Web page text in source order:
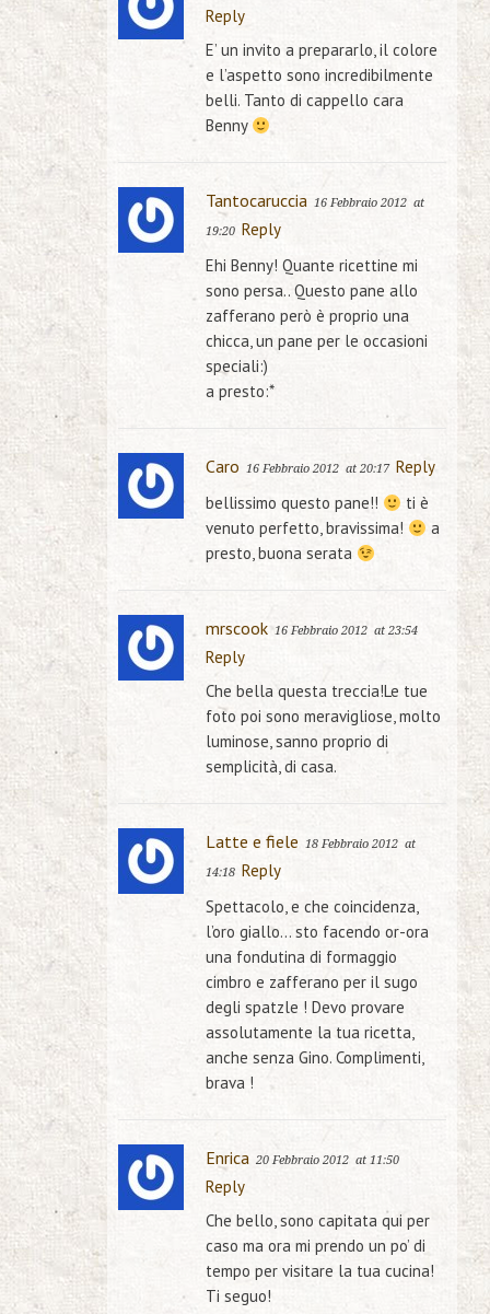
Reply
E’ un invito a prepararlo, il colore
e l’aspetto sono incredibilmente
belli. Tanto di cappello cara
Benny
Tantocaruccia 16 Febbraio 2012 at
19:20 Reply
Ehi Benny! Quante ricettine mi
sono persa.. Questo pane allo
zafferano però è proprio una
chicca, un pane per le occasioni
speciali:)
a presto:*
Caro 16 Febbraio 2012 at 20:17 Reply
bellissimo questo pane!!
ti è
venuto perfetto, bravissima!
a
presto, buona serata
mrscook 16 Febbraio 2012 at 23:54
Reply
Che bella questa treccia!Le tue
foto poi sono meravigliose, molto
luminose, sanno proprio di
semplicità, di casa.
Latte e fiele 18 Febbraio 2012 at
14:18 Reply
Spettacolo, e che coincidenza,
l’oro giallo… sto facendo or-ora
una fondutina di formaggio
cimbro e zafferano per il sugo
degli spatzle ! Devo provare
assolutamente la tua ricetta,
anche senza Gino. Complimenti,
brava !
Enrica 20 Febbraio 2012 at 11:50
Reply
Che bello, sono capitata qui per
caso ma ora mi prendo un po’ di
tempo per visitare la tua cucina!
Ti seguo!